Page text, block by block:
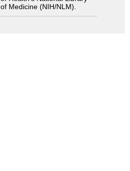
of Medicine (NIH/NLM).